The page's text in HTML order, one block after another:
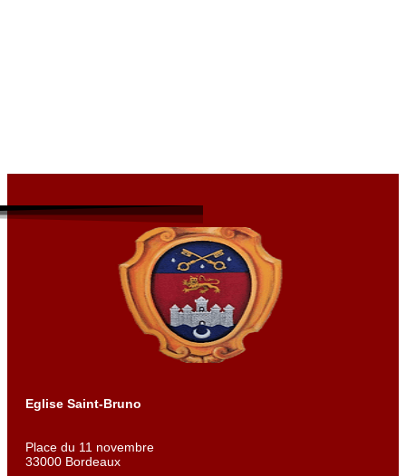
Eglise Saint-Bruno
Place du 11 novembre
33000 Bordeaux